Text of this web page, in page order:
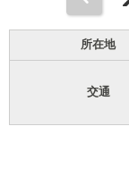
所在地
交通